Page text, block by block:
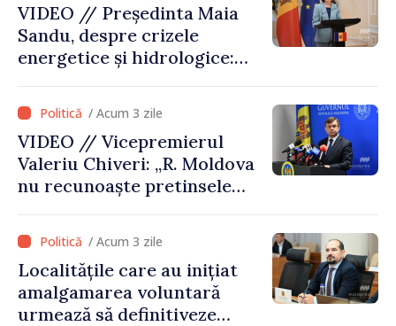
VIDEO // Președinta Maia
Sandu, despre crizele
energetice și hidrologice:
posibilul pentru a atenua
consecințele”
/ Acum 3 zile
VIDEO // Vicepremierul
Valeriu Chiveri: „R. Moldova
nu recunoaște pretinsele
de structurile de la Tiraspol
în raioanele de est”
/ Acum 3 zile
Localitățile care au inițiat
amalgamarea voluntară
urmează să definitiveze